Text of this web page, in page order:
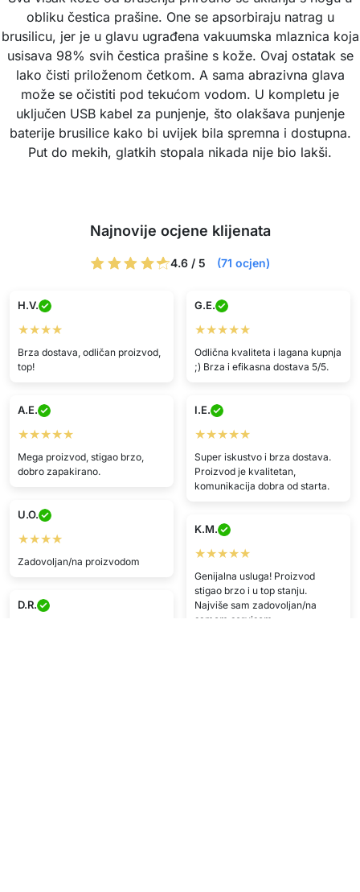
obliku čestica prašine. One se apsorbiraju natrag u
brusilicu, jer je u glavu ugrađena vakuumska mlaznica koja
usisava 98% svih čestica prašine s kože. Ovaj ostatak se
lako čisti priloženom četkom. A sama abrazivna glava
može se očistiti pod tekućom vodom. U kompletu je
uključen USB kabel za punjenje, što olakšava punjenje
baterije brusilice kako bi uvijek bila spremna i dostupna.
Put do mekih, glatkih stopala nikada nije bio lakši.
Najnovije ocjene klijenata
4.6 / 5 (71 ocjen)
H.V.
★★★★
Brza dostava, odličan proizvod,
top!
G.E.
★★★★★
Odlična kvaliteta i lagana kupnja
;) Brza i efikasna dostava 5/5.
A.E.
★★★★★
Mega proizvod, stigao brzo,
dobro zapakirano.
I.E.
★★★★★
Super iskustvo i brza dostava.
Proizvod je kvalitetan,
komunikacija dobra od starta.
U.O.
★★★★
Zadovoljan/na proizvodom
K.M.
★★★★★
Genijalna usluga! Proizvod
stigao brzo i u top stanju.
Najviše sam zadovoljan/na
samom servisom.
D.R.